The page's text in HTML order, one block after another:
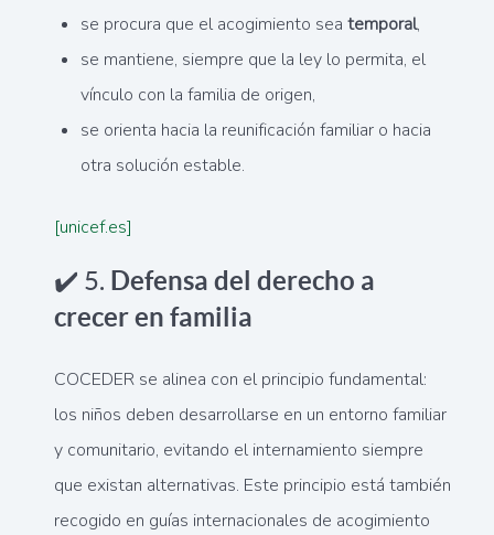
se procura que el acogimiento sea temporal,
se mantiene, siempre que la ley lo permita, el
vínculo con la familia de origen,
se orienta hacia la reunificación familiar o hacia
otra solución estable.
[unicef.es]
✔️ 5. Defensa del derecho a
crecer en familia
COCEDER se alinea con el principio fundamental:
los niños deben desarrollarse en un entorno familiar
y comunitario, evitando el internamiento siempre
que existan alternativas. Este principio está también
recogido en guías internacionales de acogimiento